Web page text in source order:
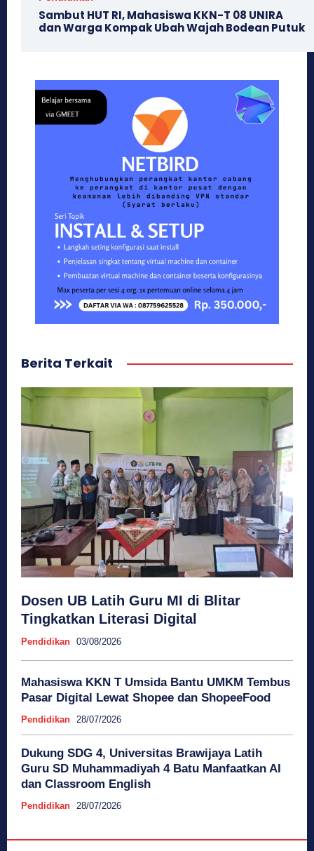
Sambut HUT RI, Mahasiswa KKN-T 08 UNIRA
dan Warga Kompak Ubah Wajah ‎Bodean Putuk
Berita Terkait
Dosen UB Latih Guru MI di Blitar
Tingkatkan Literasi Digital
Pendidikan 03/08/2026
Mahasiswa KKN T Umsida Bantu UMKM Tembus
Pasar Digital Lewat Shopee dan ShopeeFood
Pendidikan 28/07/2026
Dukung SDG 4, Universitas Brawijaya Latih
Guru SD Muhammadiyah 4 Batu Manfaatkan AI
dan Classroom English
Pendidikan 28/07/2026